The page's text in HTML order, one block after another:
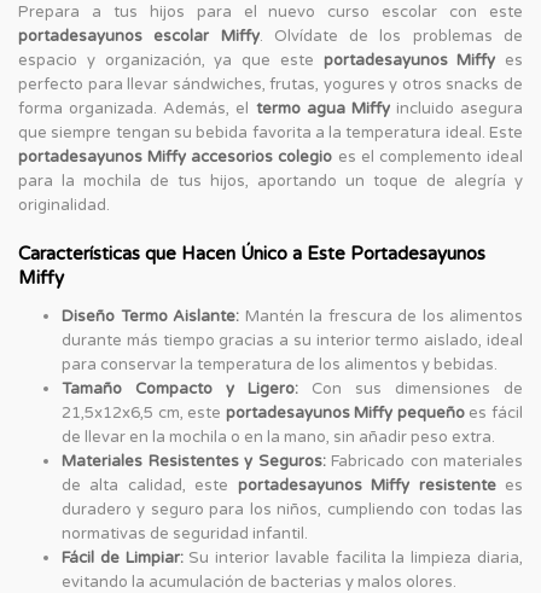
Prepara a tus hijos para el nuevo curso escolar con este
portadesayunos escolar Miffy. Olvídate de los problemas de
espacio y organización, ya que este portadesayunos Miffy es
perfecto para llevar sándwiches, frutas, yogures y otros snacks de
forma organizada. Además, el termo agua Miffyincluido asegura
que siempre tengan su bebida favorita a la temperatura ideal. Este
portadesayunos Miffy accesorios colegio es el complemento ideal
para la mochila de tus hijos, aportando un toque de alegría y
originalidad.
Características que Hacen Único a Este Portadesayunos
Miffy
Diseño Termo Aislante: Mantén la frescura de los alimentos
durante más tiempo gracias a su interior termo aislado, ideal
para conservar la temperatura de los alimentos y bebidas.
Tamaño Compacto y Ligero: Con sus dimensiones de
21,5x12x6,5 cm, este portadesayunos Miffy pequeñoes fácil
de llevar en la mochila o en la mano, sin añadir peso extra.
Materiales Resistentes y Seguros:Fabricado con materiales
de alta calidad, este portadesayunos Miffy resistentees
duradero y seguro para los niños, cumpliendo con todas las
normativas de seguridad infantil.
Fácil de Limpiar:Su interior lavable facilita la limpieza diaria,
evitando la acumulación de bacterias y malos olores.